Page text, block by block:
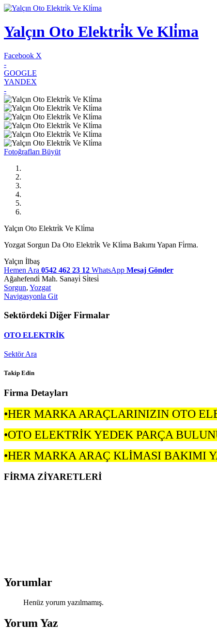
Yalçın Oto Elektri̇k Ve Kli̇ma
Facebook X
-
GOOGLE
YANDEX
-
Fotoğrafları Büyüt
Yalçın Oto Elektri̇k Ve Kli̇ma
Yozgat Sorgun Da Oto Elektri̇k Ve Kli̇ma Bakımı Yapan Fi̇rma.
Yalçın İlbaş
Hemen Ara 0542 462 23 12 WhatsApp Mesaj Gönder
Ağahefendi̇ Mah. Sanayi̇ Si̇tesi̇
Sorgun, Yozgat
Navigasyonla Git
Sektördeki Diğer Firmalar
OTO ELEKTRİK
Sektör Ara
Takip Edin
Firma Detayları
•HER MARKA ARAÇLARINIZIN OTO
•OTO ELEKTRİK YEDEK PARÇA
•HER MARKA ARAÇ KLİMASI BAKIMI
FİRMA ZİYARETLERİ
Yorumlar
Henüz yorum yazılmamış.
Yorum Yaz